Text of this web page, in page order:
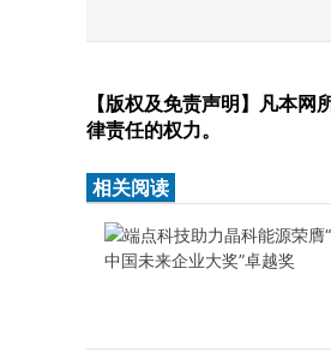
【版权及免责声明】凡本
律责任的权力。
相关阅读